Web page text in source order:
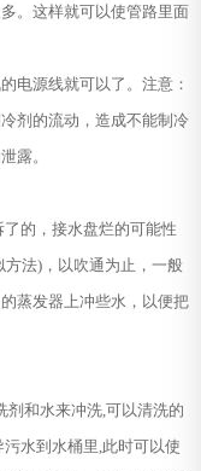
。这样就可以使管路里面
电源线就可以了。注意：
剂的流动，造成不能制冷
露。
的，接水盘烂的可能性
法)，以吹通为止，一般
蒸发器上冲些水，以便把
剂和水来冲洗,可以清洗的
水到水桶里,此时可以使